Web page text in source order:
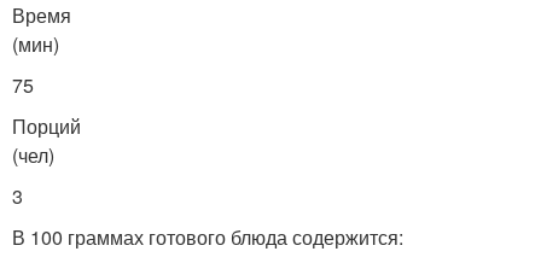
Время
(мин)
75
Порций
(чел)
3
В 100 граммах готового блюда содержится: